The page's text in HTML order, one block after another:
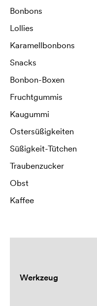
Bonbons
Lollies
Karamellbonbons
Snacks
Bonbon-Boxen
Fruchtgummis
Kaugummi
Ostersüßigkeiten
Süßigkeit-Tütchen
Traubenzucker
Obst
Kaffee
Werkzeug